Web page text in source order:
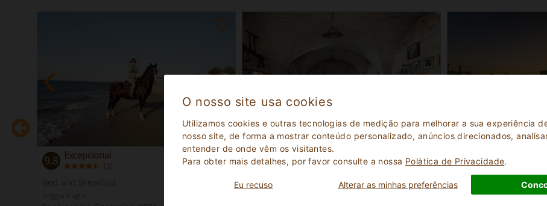
O nosso site usa cookies
Utilizamos cookies e outras tecnologias de medição para melhorar a sua experiência
nosso site, de forma a mostrar conteúdo personalizado, anúncios direcionados,
entender de onde vêm os visitantes.
Para obter mais detalhes, por favor consulte a nossa Polà­tica de Privacidade.
Eu recuso Alterar as minhas preferências
9.8 Excepcional
( 3 )
Bed and Breakfast
Foggia Puglia
9.0 Excelente
(63)
Fazenda
9.3 Excelente
Fazenda
Lecce Puglia